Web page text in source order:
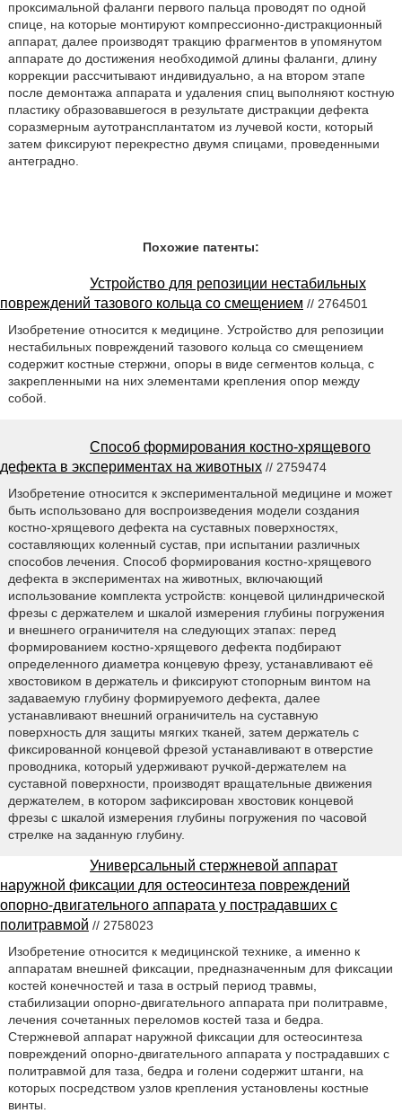
проксимальной фаланги первого пальца проводят по одной
спице, на которые монтируют компрессионно-дистракционный
аппарат, далее производят тракцию фрагментов в упомянутом
аппарате до достижения необходимой длины фаланги, длину
коррекции рассчитывают индивидуально, а на втором этапе
после демонтажа аппарата и удаления спиц выполняют костную
пластику образовавшегося в результате дистракции дефекта
соразмерным аутотрансплантатом из лучевой кости, который
затем фиксируют перекрестно двумя спицами, проведенными
антеградно.
Похожие патенты:
Устройство для репозиции нестабильных
повреждений тазового кольца со смещением // 2764501
Изобретение относится к медицине. Устройство для репозиции
нестабильных повреждений тазового кольца со смещением
содержит костные стержни, опоры в виде сегментов кольца, с
закрепленными на них элементами крепления опор между
собой.
Способ формирования костно-хрящевого
дефекта в экспериментах на животных // 2759474
Изобретение относится к экспериментальной медицине и может
быть использовано для воспроизведения модели создания
костно-хрящевого дефекта на суставных поверхностях,
составляющих коленный сустав, при испытании различных
способов лечения. Способ формирования костно-хрящевого
дефекта в экспериментах на животных, включающий
использование комплекта устройств: концевой цилиндрической
фрезы с держателем и шкалой измерения глубины погружения
и внешнего ограничителя на следующих этапах: перед
формированием костно-хрящевого дефекта подбирают
определенного диаметра концевую фрезу, устанавливают её
хвостовиком в держатель и фиксируют стопорным винтом на
задаваемую глубину формируемого дефекта, далее
устанавливают внешний ограничитель на суставную
поверхность для защиты мягких тканей, затем держатель с
фиксированной концевой фрезой устанавливают в отверстие
проводника, который удерживают ручкой-держателем на
суставной поверхности, производят вращательные движения
держателем, в котором зафиксирован хвостовик концевой
фрезы с шкалой измерения глубины погружения по часовой
стрелке на заданную глубину.
Универсальный стержневой аппарат
наружной фиксации для остеосинтеза повреждений
опорно-двигательного аппарата у пострадавших с
политравмой // 2758023
Изобретение относится к медицинской технике, а именно к
аппаратам внешней фиксации, предназначенным для фиксации
костей конечностей и таза в острый период травмы,
стабилизации опорно-двигательного аппарата при политравме,
лечения сочетанных переломов костей таза и бедра.
Стержневой аппарат наружной фиксации для остеосинтеза
повреждений опорно-двигательного аппарата у пострадавших с
политравмой для таза, бедра и голени содержит штанги, на
которых посредством узлов крепления установлены костные
винты.